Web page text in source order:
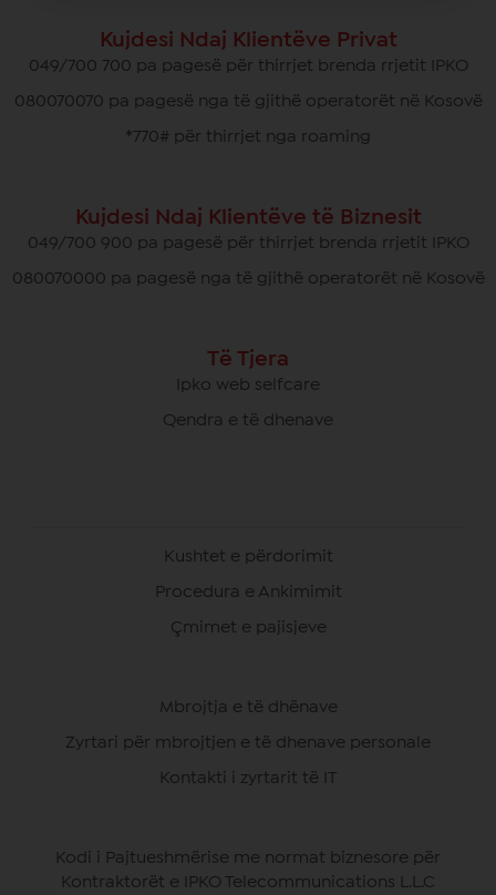
Kujdesi Ndaj Klientëve Privat
049/700 700 pa pagesë për thirrjet brenda rrjetit IPKO
080070070 pa pagesë nga të gjithë operatorët në Kosovë
*770# për thirrjet nga roaming
Kujdesi Ndaj Klientëve të Biznesit
049/700 900 pa pagesë për thirrjet brenda rrjetit IPKO
080070000 pa pagesë nga të gjithë operatorët në Kosovë
Të Tjera
Ipko web selfcare
Qendra e të dhenave
Kushtet e përdorimit
Procedura e Ankimimit
Çmimet e pajisjeve
Mbrojtja e të dhënave
Zyrtari për mbrojtjen e të dhenave personale
Kontakti i zyrtarit të IT
Kodi i Pajtueshmërise me normat biznesore për
Kontraktorët e IPKO Telecommunications L.L.C